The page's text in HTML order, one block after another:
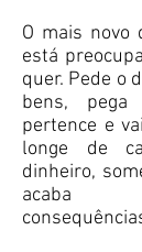
O mais novo
está
quer. Pede o
bens,
pertence e
longe de
dinheiro,
acaba